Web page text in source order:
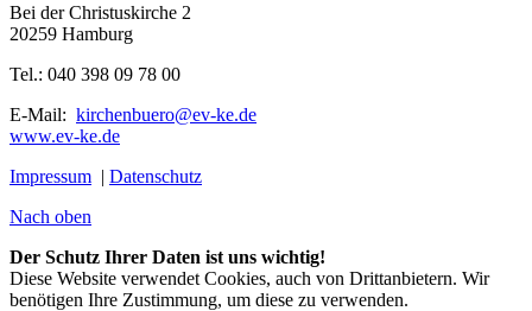
Bei der Christuskirche 2
20259 Hamburg
Tel.: 040 398 09 78 00
E-Mail: kirchenbuero@ev-ke.de
www.ev-ke.de
Impressum | Datenschutz
Nach oben
Der Schutz Ihrer Daten ist uns wichtig!
Diese Website verwendet Cookies, auch von Drittanbietern. Wir
benötigen Ihre Zustimmung, um diese zu verwenden.